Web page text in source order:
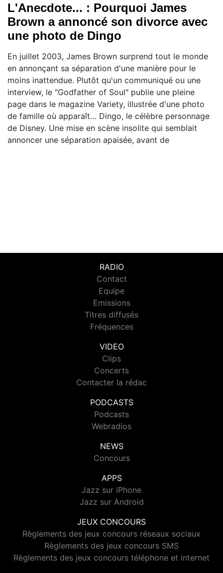
L'Anecdote... : Pourquoi James
Brown a annoncé son divorce avec
une photo de Dingo
En juillet 2003, James Brown surprend tout le monde
en annonçant sa séparation d'une manière pour le
moins inattendue. Plutôt qu'un communiqué ou une
interview, le "Godfather of Soul" publie une pleine
page dans le magazine Variety, illustrée d'une photo
de famille où apparaît… Dingo, le célèbre personnage
de Disney. Une mise en scène insolite qui semblait
annoncer une séparation apaisée, avant de
RADIO
Contact
Equipe
Emissions
Titres diffusés
Fréquences
VIDEO
Clips
Concerts
Contacter la rédac
PODCASTS
Podcasts
Webradios
NEWS
Concours
APPS
Jazz sur iPhone
Jazz sur Android
JEUX CONCOURS
Règlements des jeux concours réseaux sociaux
Règlements des jeux concours SMS
Règlements des jeux concours téléphone et internet